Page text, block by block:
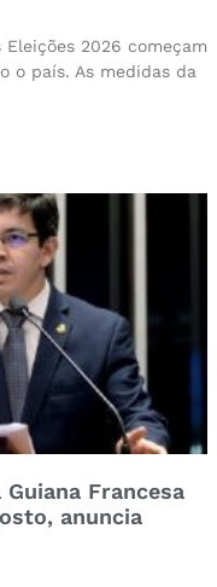
2026 começam
o país. As medidas da
Francesa
anuncia